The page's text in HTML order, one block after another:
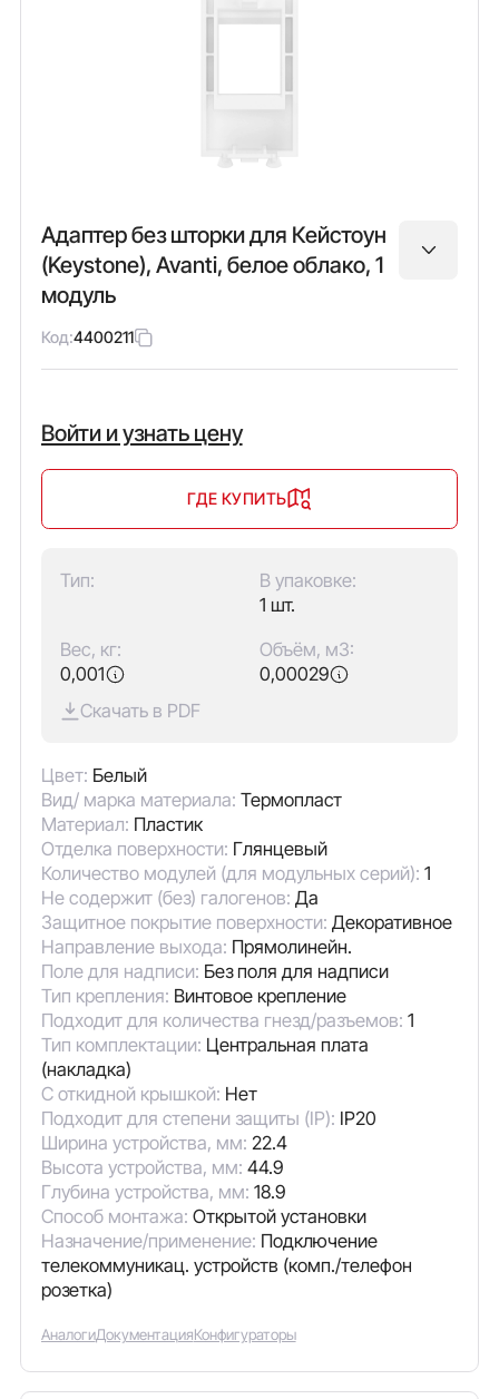
Адаптер без шторки для Кейстоун
(Keystone), Avanti, белое облако, 1
модуль
Код:4400211
Войти и узнать цену
ГДЕ КУПИТЬ
Тип:
В упаковке:
1 шт.
Вес, кг:
0,001
Объём, м3:
0,00029
Скачать в PDF
Цвет: Белый
Вид/ марка материала: Термопласт
Материал: Пластик
Отделка поверхности: Глянцевый
Количество модулей (для модульных серий): 1
Не содержит (без) галогенов: Да
Защитное покрытие поверхности: Декоративное
Направление выхода: Прямолинейн.
Поле для надписи: Без поля для надписи
Тип крепления: Винтовое крепление
Подходит для количества гнезд/разъемов: 1
Тип комплектации: Центральная плата
(накладка)
С откидной крышкой: Нет
Подходит для степени защиты (IP): IP20
Ширина устройства, мм: 22.4
Высота устройства, мм: 44.9
Глубина устройства, мм: 18.9
Способ монтажа: Открытой установки
Назначение/применение: Подключение
телекоммуникац. устройств (комп./телефон
розетка)
АналогиДокументацияКонфигураторы